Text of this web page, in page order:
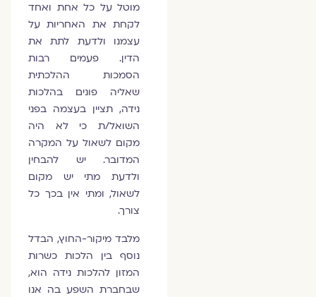
מוטל על כל אחת ואחד
לקחת את האחריות על
עצמנו ולדעת לתת את
הדין. פעמים רבות
הסמכות ההלכתית
שאליה פונים בהלכות
נידה, תציין בעצמה בפני
השואל/ת כי לא היה
מקום לשאול על המקרה
המדובר. יש להבחין
ולדעת מתי יש מקום
לשאול, ומתי אין בכך כל
צורך.
מלבד מיקור-החוץ, הבדל
נוסף בין הלכות כשרות
המזון להלכות נידה הוא,
שבחברת השפע בה אנו